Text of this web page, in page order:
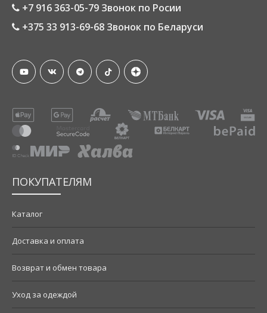
+7 916 363-05-79 Звонок по Росии
+375 33 913-69-68 Звонок по Беларуси
ПОКУПАТЕЛЯМ
Каталог
Доставка и оплата
Возврат и обмен товара
Уход за одеждой